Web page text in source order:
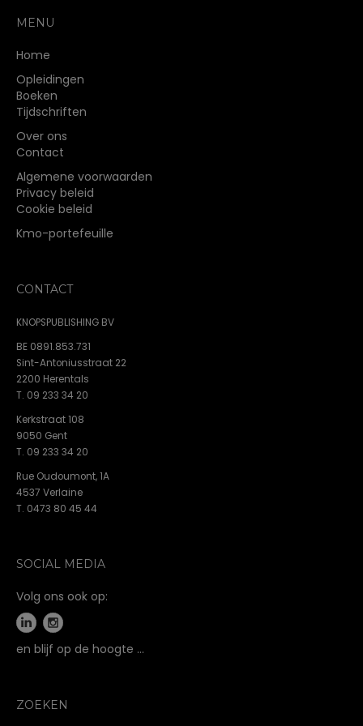
MENU
Home
Opleidingen
Boeken
Tijdschriften
Over ons
Contact
Algemene voorwaarden
Privacy beleid
Cookie beleid
Kmo-portefeuille
CONTACT
KNOPSPUBLISHING BV
BE 0891.853.731
Sint-Antoniusstraat 22
2200 Herentals
T. 09 233 34 20
Kerkstraat 108
9050 Gent
T. 09 233 34 20
Rue Oudoumont, 1A
4537 Verlaine
T. 0473 80 45 44
SOCIAL MEDIA
Volg ons ook op:
en blijf op de hoogte …
ZOEKEN